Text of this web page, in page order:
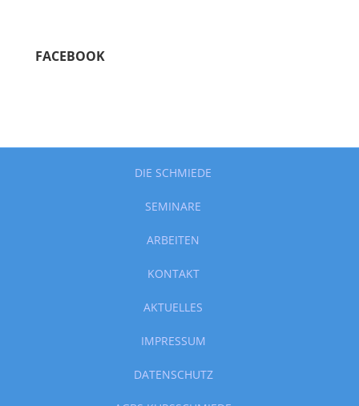
FACEBOOK
DIE SCHMIEDE
SEMINARE
ARBEITEN
KONTAKT
AKTUELLES
IMPRESSUM
DATENSCHUTZ